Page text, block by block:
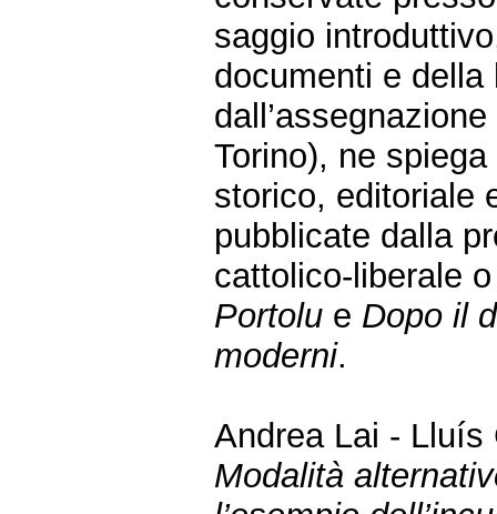
saggio
documenti e
Torino), ne spiega
storico, editoriale
pubblicate dalla
cattolico-liberale
Portolu e Dopo il
moderni.
Andrea Lai - Lluís
Modalità